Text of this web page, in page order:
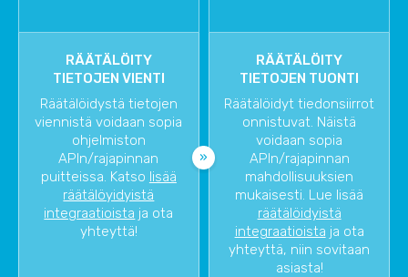
RÄÄTÄLÖITY
TIETOJEN VIENTI
Räätälöidystä tietojen
viennistä voidaan sopia
ohjelmiston
APIn/rajapinnan
puitteissa. Katso lisää
räätälöyidyistä
integraatioista ja ota
yhteyttä!
RÄÄTÄLÖITY
TIETOJEN TUONTI
Räätälöidyt tiedonsiirrot
onnistuvat. Näistä
voidaan sopia
APIn/rajapinnan
mahdollisuuksien
mukaisesti. Lue lisää
räätälöidyistä
integraatioista ja ota
yhteyttä, niin sovitaan
asiasta!